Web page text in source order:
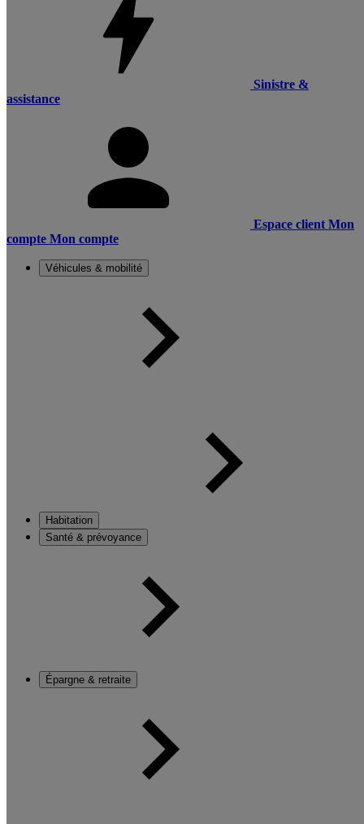
Sinistre &
assistance
Espace client Mon
compte Mon compte
Véhicules & mobilité
Habitation
Santé & prévoyance
Épargne & retraite